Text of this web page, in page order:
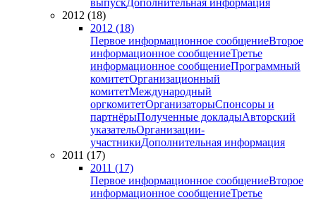
выпускДополнительная информация
2012 (18)
2012 (18)
Первое информационное сообщениеВторое
информационное сообщениеТретье
информационное сообщениеПрограммный
комитетОрганизационный
комитетМеждународный
оргкомитетОрганизаторыСпонсоры и
партнёрыПолученные докладыАвторский
указательОрганизации-
участникиДополнительная информация
2011 (17)
2011 (17)
Первое информационное сообщениеВторое
информационное сообщениеТретье